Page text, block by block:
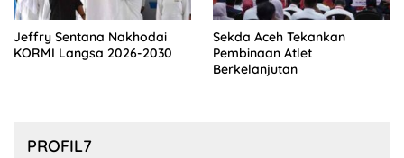
Jeffry Sentana Nakhodai
KORMI Langsa 2026-2030
Sekda Aceh Tekankan
Pembinaan Atlet
Berkelanjutan
PROFIL7